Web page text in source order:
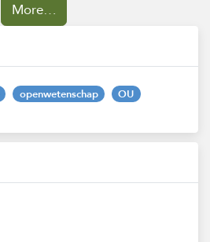
More…
openwetenschap OU